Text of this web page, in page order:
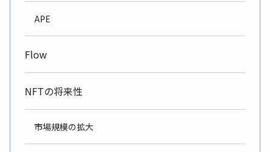
APE
Flow
NFTの将来性
市場規模の拡大